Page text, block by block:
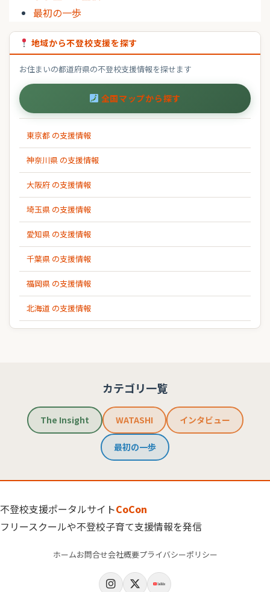
最初の一歩
地域から不登校支援を探す
お住まいの都道府県の不登校支援情報を探せます
全国マップから探す
東京都 の支援情報
神奈川県 の支援情報
大阪府 の支援情報
埼玉県 の支援情報
愛知県 の支援情報
千葉県 の支援情報
福岡県 の支援情報
北海道 の支援情報
カテゴリ一覧
The Insight WATASHI インタビュー
最初の一歩
不登校支援ポータルサイトCoCon
フリースクールや不登校子育て支援情報を発信
ホームお問合せ会社概要プライバシーポリシー